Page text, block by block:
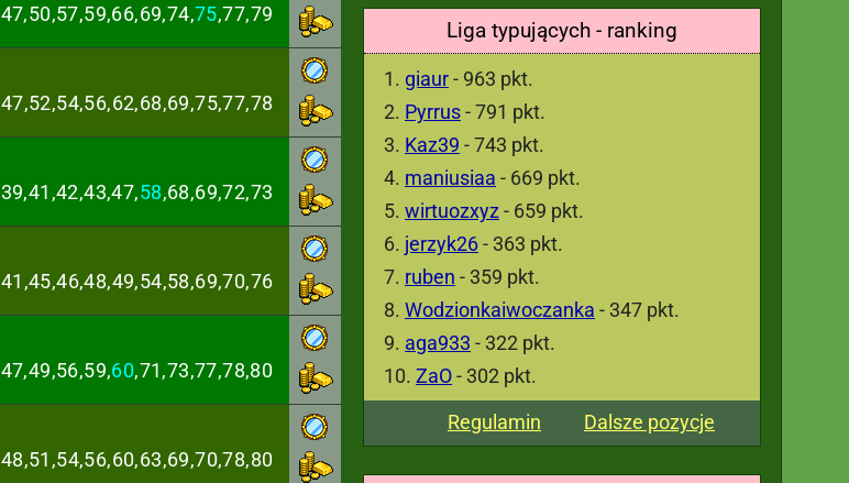
Liga typujących - ranking
giaur- 963 pkt.
Pyrrus- 791 pkt.
Kaz39 - 743 pkt.
maniusiaa - 669 pkt.
wirtuozxyz - 659 pkt.
jerzyk26- 363 pkt.
ruben - 359 pkt.
Wodzionkaiwoczanka - 347 pkt.
aga933 - 322 pkt.
ZaO- 302 pkt.
Regulamin
Dalsze pozycje
47,50,57,59,66,69,74,75,77,79
47,52,54,56,62,68,69,75,77,78
39,41,42,43,47,58,68,69,72,73
41,45,46,48,49,54,58,69,70,76
47,49,56,59,60,71,73,77,78,80
48,51,54,56,60,63,69,70,78,80